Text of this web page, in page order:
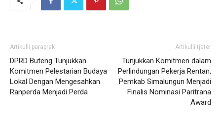
Artikulli paraprak
DPRD Buteng Tunjukkan
Komitmen Pelestarian Budaya
Lokal Dengan Mengesahkan
Ranperda Menjadi Perda
Artikulli tjetër
Tunjukkan Komitmen dalam
Perlindungan Pekerja Rentan,
Pemkab Simalungun Menjadi
Finalis Nominasi Paritrana
Award